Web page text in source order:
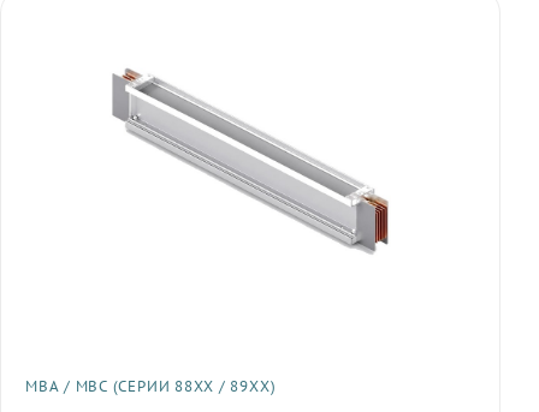
МВА / МВС (СЕРИИ 88XX / 89XX)